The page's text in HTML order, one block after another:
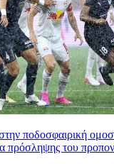
ποδοσφαιρική
πρόσληψης του